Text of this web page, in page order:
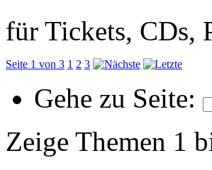
für Tickets, CDs,
Seite 1 von 3 1 2 3
Gehe zu Seite:
Zeige Themen 1